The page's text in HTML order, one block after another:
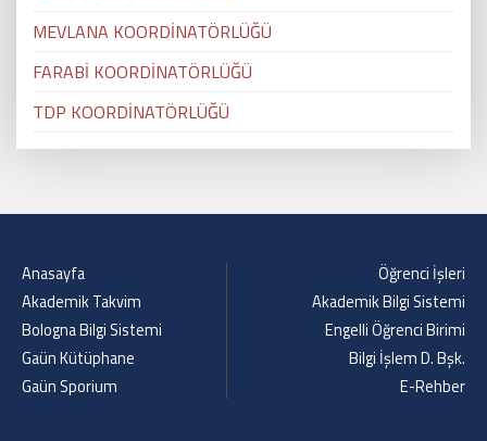
MEVLANA KOORDİNATÖRLÜĞÜ
FARABİ KOORDİNATÖRLÜĞÜ
TDP KOORDİNATÖRLÜĞÜ
Anasayfa
Akademik Takvim
Bologna Bilgi Sistemi
Gaün Kütüphane
Gaün Sporium
Öğrenci İşleri
Akademik Bilgi Sistemi
Engelli Öğrenci Birimi
Bilgi İşlem D. Bşk.
E-Rehber